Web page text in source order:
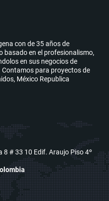
con de 35 años de
basado en el profesionalismo,
en sus negocios de
para proyectos de
México Republica
8 # 33 10 Edif. Araujo Piso 4º